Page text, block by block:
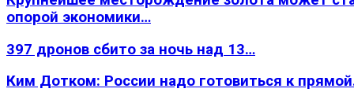
опорой экономики…
397 дронов сбито за ночь над 13…
Ким Дотком: России надо готовиться к